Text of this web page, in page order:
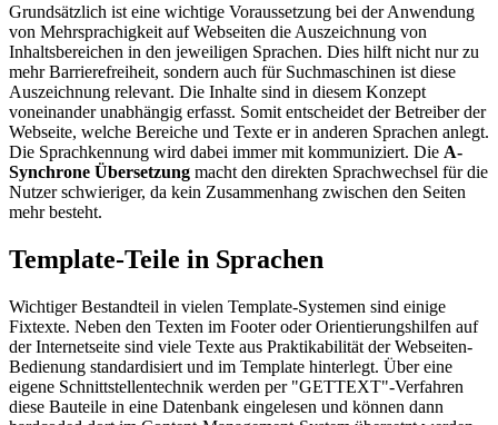
Grundsätzlich ist eine wichtige Voraussetzung bei der Anwendung
von Mehrsprachigkeit auf Webseiten die Auszeichnung von
Inhaltsbereichen in den jeweiligen Sprachen. Dies hilft nicht nur zu
mehr Barrierefreiheit, sondern auch für Suchmaschinen ist diese
Auszeichnung relevant. Die Inhalte sind in diesem Konzept
voneinander unabhängig erfasst. Somit entscheidet der Betreiber der
Webseite, welche Bereiche und Texte er in anderen Sprachen anlegt.
Die Sprachkennung wird dabei immer mit kommuniziert. Die A-
Synchrone Übersetzung macht den direkten Sprachwechsel für die
Nutzer schwieriger, da kein Zusammenhang zwischen den Seiten
mehr besteht.
Template-Teile in Sprachen
Wichtiger Bestandteil in vielen Template-Systemen sind einige
Fixtexte. Neben den Texten im Footer oder Orientierungshilfen auf
der Internetseite sind viele Texte aus Praktikabilität der Webseiten-
Bedienung standardisiert und im Template hinterlegt. Über eine
eigene Schnittstellentechnik werden per "GETTEXT"-Verfahren
diese Bauteile in eine Datenbank eingelesen und können dann